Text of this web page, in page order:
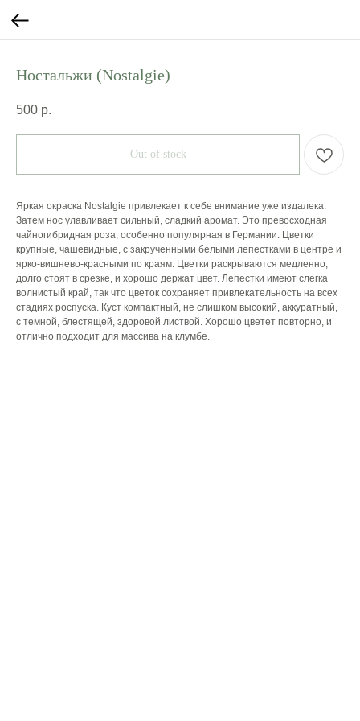
Ностальжи (Nostalgie)
500 р.
Out of stock
Яркая окраска Nostalgie привлекает к себе внимание уже издалека.
Затем нос улавливает сильный, сладкий аромат. Это превосходная
чайногибридная роза, особенно популярная в Германии. Цветки
крупные, чашевидные, с закрученными белыми лепестками в центре и
ярко-вишнево-красными по краям. Цветки раскрываются медленно,
долго стоят в срезке, и хорошо держат цвет. Лепестки имеют слегка
волнистый край, так что цветок сохраняет привлекательность на всех
стадиях роспуска. Куст компактный, не слишком высокий, аккуратный,
с темной, блестящей, здоровой листвой. Хорошо цветет повторно, и
отлично подходит для массива на клумбе.